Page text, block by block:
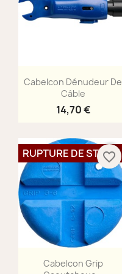
Aperçu rapide
Cabelcon Dénudeur De
Câble
14,70 €
Aperçu rapide
Cabelcon Grip
RUPTURE DE STOCK
favorite_border